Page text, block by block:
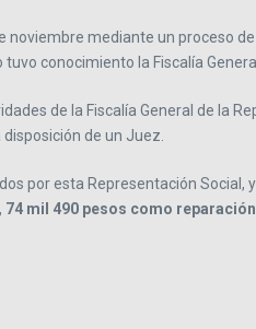
noviembre mediante un proceso
tuvo conocimiento la Fiscalía
de la Fiscalía General de la
de un Juez.
por esta Representación Social,
mil 490 pesos como